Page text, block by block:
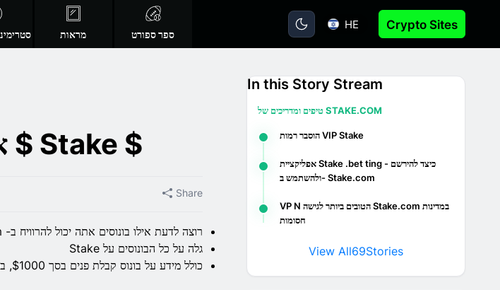
מראות ספר ספורט
HE Crypto Sites
איך להרוויח בונוסים על $ Stake $
Share
רוצה לדעת אילו בונוסים אתה יכול להרוויח ב- Stake.com ?
גלה על כל הבונוסים על Stake
כולל מידע על בונוס קבלת פנים בסך $1000, בונוסים לטעינה מחדש, תוכנית VIP ועוד!
In this Story Stream
טיפים ומדריכים של STAKE.COM
הוסבר רמות VIP Stake
אפליקציית Stake .bet ting - כיצד להירשם
ולהשתמש ב- Stake.com
VP N הטובים ביותר לגישה Stake.com במדינות
חסומות
View All69Stories